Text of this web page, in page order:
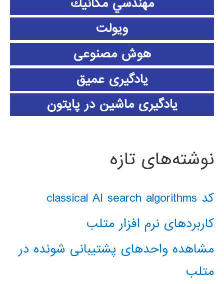
ویولت
هوش مصنوعی
یادگیری عمیق
یادگیری ماشین در پایتون
نوشته‌های تازه
کد classical AI search algorithms
کاربردهای نرم افزار متلب
مشاهده واحدهای پشتیبانی شونده در
متلب